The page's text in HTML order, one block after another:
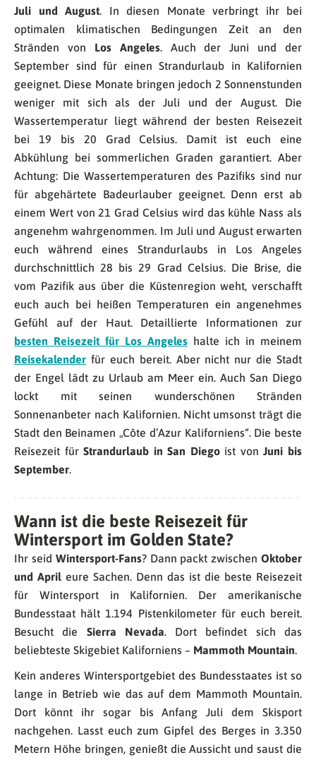
Juli und August. In diesen Monate verbringt ihr bei
optimalen klimatischen Bedingungen Zeit an den
Stränden von Los Angeles. Auch der Juni und der
September sind für einen Strandurlaub in Kalifornien
geeignet. Diese Monate bringen jedoch 2 Sonnenstunden
weniger mit sich als der Juli und der August. Die
Wassertemperatur liegt während der besten Reisezeit
bei 19 bis 20 Grad Celsius. Damit ist euch eine
Abkühlung bei sommerlichen Graden garantiert. Aber
Achtung: Die Wassertemperaturen des Pazifiks sind nur
für abgehärtete Badeurlauber geeignet. Denn erst ab
einem Wert von 21 Grad Celsius wird das kühle Nass als
angenehm wahrgenommen. Im Juli und August erwarten
euch während eines Strandurlaubs in Los Angeles
durchschnittlich 28 bis 29 Grad Celsius. Die Brise, die
vom Pazifik aus über die Küstenregion weht, verschafft
euch auch bei heißen Temperaturen ein angenehmes
Gefühl auf der Haut. Detaillierte Informationen zur
besten Reisezeit für Los Angeles halte ich in meinem
Reisekalender für euch bereit. Aber nicht nur die Stadt
der Engel lädt zu Urlaub am Meer ein. Auch San Diego
lockt mit seinen wunderschönen Stränden
Sonnenanbeter nach Kalifornien. Nicht umsonst trägt die
Stadt den Beinamen „Côte d’Azur Kaliforniens“. Die beste
Reisezeit fürStrandurlaub in San Diegoist vonJuni bis
September.
Wann ist die beste Reisezeit für
Wintersport im Golden State?
Ihr seid Wintersport-Fans? Dann packt zwischenOktober
und April eure Sachen. Denn das ist die beste Reisezeit
für Wintersport in Kalifornien. Der amerikanische
Bundesstaat hält 1.194 Pistenkilometer für euch bereit.
Besucht die Sierra Nevada. Dort befindet sich das
beliebteste Skigebiet Kaliforniens – Mammoth Mountain.
Kein anderes Wintersportgebiet des Bundesstaates ist so
lange in Betrieb wie das auf dem Mammoth Mountain.
Dort könnt ihr sogar bis Anfang Juli dem Skisport
nachgehen. Lasst euch zum Gipfel des Berges in 3.350
Metern Höhe bringen, genießt die Aussicht und saust die